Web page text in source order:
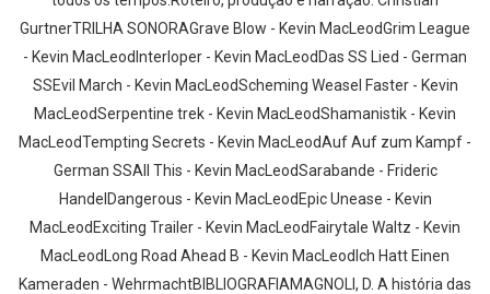
GurtnerTRILHA SONORAGrave Blow - Kevin MacLeodGrim League
- Kevin MacLeodInterloper - Kevin MacLeodDas SS Lied - German
SSEvil March - Kevin MacLeodScheming Weasel Faster - Kevin
MacLeodSerpentine trek - Kevin MacLeodShamanistik - Kevin
MacLeodTempting Secrets - Kevin MacLeodAuf Auf zum Kampf -
German SSAll This - Kevin MacLeodSarabande - Frideric
HandelDangerous - Kevin MacLeodEpic Unease - Kevin
MacLeodExciting Trailer - Kevin MacLeodFairytale Waltz - Kevin
MacLeodLong Road Ahead B - Kevin MacLeodIch Hatt Einen
Kameraden - WehrmachtBIBLIOGRAFIAMAGNOLI, D. A história das